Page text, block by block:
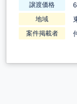
譲渡価格
地域
案件掲載者